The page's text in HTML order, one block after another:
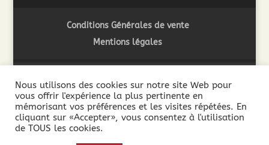
Conditions Générales de vente
Mentions légales
2018 ©Côté Mas - L'abus d'alcool est dangereux pour la
santé. A consommer avec modération - La vente de boissons
alcooliques est interdite aux mineurs de moins de 18 ans. La
Nous utilisons des cookies sur notre site Web pour
vous offrir l'expérience la plus pertinente en
mémorisant vos préférences et les visites répétées. En
cliquant sur «Accepter», vous consentez à l'utilisation
de TOUS les cookies.